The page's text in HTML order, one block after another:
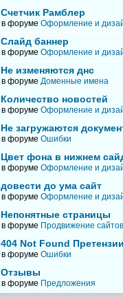
Счетчик Рамблер
в форуме Оформление и
Слайд баннер
в форуме Оформление и
Не изменяются днс
в форуме Доменные имена
Количество новостей
в форуме Оформление и
Не загружаются
в форуме Ошибки
Цвет фона в нижнем
в форуме Оформление и
довести до ума сайт
в форуме Оформление и
Непонятные страницы
в форуме Продвижение сайтов
404 Not Found
в форуме Ошибки
Отзывы
в форуме Предложения